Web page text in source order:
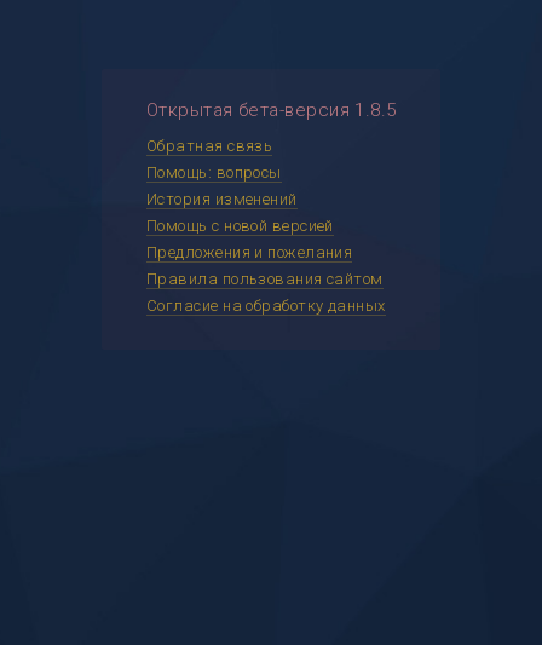
Открытая бета-версия 1.8.5
Обратная связь
Помощь: вопросы
История изменений
Помощь с новой версией
Предложения и пожелания
Правила пользования сайтом
Согласие на обработку данных